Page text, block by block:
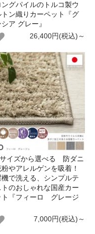
ングパイルのトルコ製ウ
トン織りカーペット『グ
ア グレー』
26,400円(税込)～
イズから選べる 防ダニ
粉やアレルゲンを吸着！
で洗える、シンプルテ
トのおしゃれな国産カー
ト『フィーロ グレージ
7,000円(税込)～